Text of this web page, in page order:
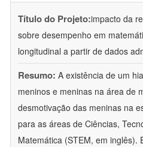
Título do Projeto:impacto da
sobre desempenho em
longitudinal a partir de dados
Resumo: A existência de um
meninos e meninas na área de
desmotivação das meninas na
para as áreas de Ciências,
Matemática (STEM, em inglês).